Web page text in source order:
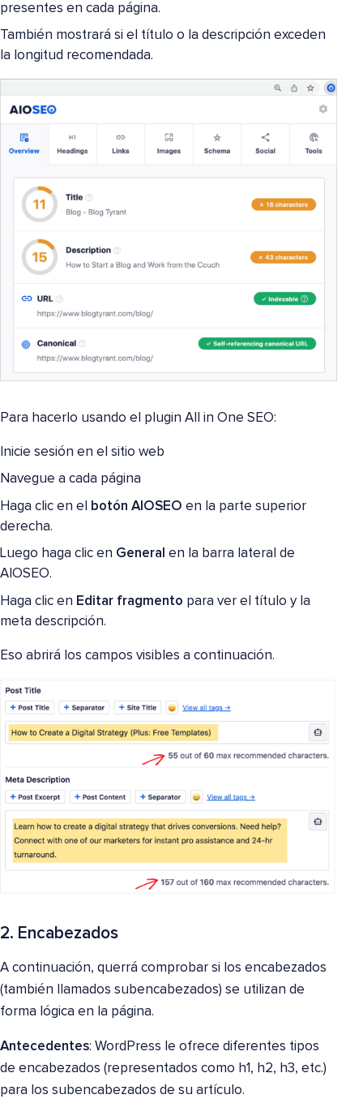
presentes en cada página.
También mostrará si el título o la descripción exceden
la longitud recomendada.
Para hacerlo usando el plugin All in One SEO:
Inicie sesión en el sitio web
Navegue a cada página
Haga clic en el
botón AIOSEO en la parte superior
derecha.
Luego haga clic en General en la barra lateral de
AIOSEO.
Haga clic en Editar fragmento para ver el título y la
meta descripción.
Eso abrirá los campos visibles a continuación.
2. Encabezados
A continuación, querrá comprobar si los encabezados
(también llamados subencabezados) se utilizan de
forma lógica en la página.
Antecedentes: WordPress le ofrece diferentes tipos
de encabezados (representados como h1, h2, h3, etc.)
para los subencabezados de su artículo.